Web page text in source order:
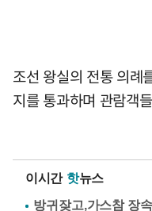
조선 왕실의 전통 의례
지를 통과하며 관람객
이시간 핫뉴스